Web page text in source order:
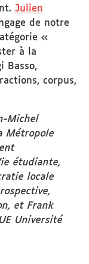
Julien
de notre
«
à la
Basso,
corpus,
Michel
Métropole
étudiante,
locale
et Frank
Université